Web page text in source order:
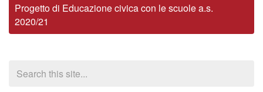
Progetto di Educazione civica con le scuole a.s.
2020/21